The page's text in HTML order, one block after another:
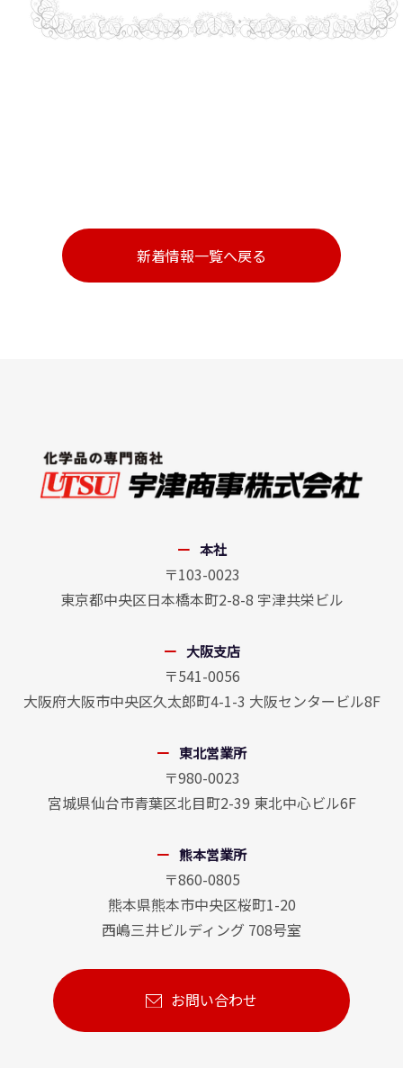
新着情報一覧へ戻る
本社
〒103-0023
東京都中央区日本橋本町2-8-8 宇津共栄ビル
大阪支店
〒541-0056
大阪府大阪市中央区久太郎町4-1-3 大阪センタービル8F
東北営業所
〒980-0023
宮城県仙台市青葉区北目町2-39 東北中心ビル6F
熊本営業所
〒860-0805
熊本県熊本市中央区桜町1-20
西嶋三井ビルディング 708号室
お問い合わせ